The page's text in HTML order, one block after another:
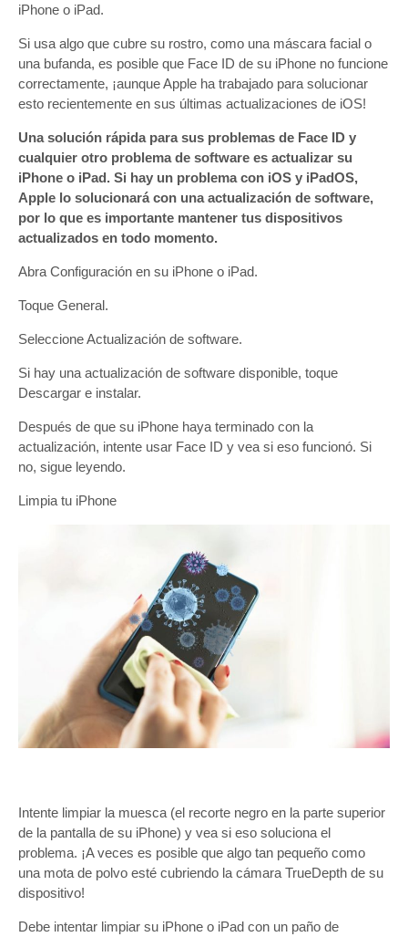
iPhone o iPad.
Si usa algo que cubre su rostro, como una máscara facial o
una bufanda, es posible que Face ID de su iPhone no funcione
correctamente, ¡aunque Apple ha trabajado para solucionar
esto recientemente en sus últimas actualizaciones de iOS!
Una solución rápida para sus problemas de Face ID y
cualquier otro problema de software es actualizar su
iPhone o iPad. Si hay un problema con iOS y iPadOS,
Apple lo solucionará con una actualización de software,
por lo que es importante mantener tus dispositivos
actualizados en todo momento.
Abra Configuración en su iPhone o iPad.
Toque General.
Seleccione Actualización de software.
Si hay una actualización de software disponible, toque
Descargar e instalar.
Después de que su iPhone haya terminado con la
actualización, intente usar Face ID y vea si eso funcionó. Si
no, sigue leyendo.
Limpia tu iPhone
Intente limpiar la muesca (el recorte negro en la parte superior
de la pantalla de su iPhone) y vea si eso soluciona el
problema. ¡A veces es posible que algo tan pequeño como
una mota de polvo esté cubriendo la cámara TrueDepth de su
dispositivo!
Debe intentar limpiar su iPhone o iPad con un paño de